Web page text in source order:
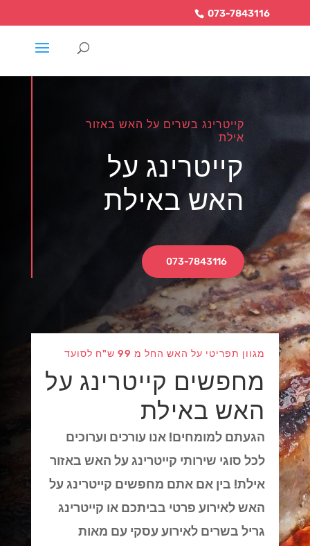
073-7843116
קייטרינג בשרים על האש באזור
אילת
קייטרינג על
האש באילת
073-7843116
מגוון תפריטי על האש החל מ 99 ש"ח לסועד
מחפשים קייטרינג על
האש באילת
הגעתם למומחים! אנו עורכים וערוכים
לכל סוגי שירותי קייטרינג על האש באזור
אילת! בין אם אתם מחפשים קייטרינג על
האש לאירוע פרטי בביתכם או קייטרינג
גריל בשרים לאירוע עסקי עם מאות